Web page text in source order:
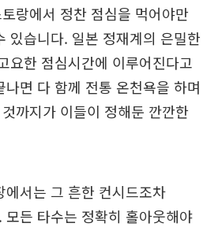
랑에서 정찬 점심을 먹어야만
있습니다. 일본 정재계의 은밀한
요한 점심시간에 이루어진다고
면 다 함께 전통 온천욕을 하며
까지가 이들이 정해둔 깐깐한
에서는 그 흔한 컨시드조차
모든 타수는 정확히 홀아웃해야